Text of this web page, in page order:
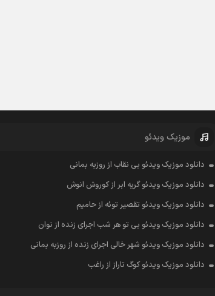
موزیک ویدئو
دانلود موزیک ویدئو بی نقاب از روزبه بمانی
دانلود موزیک ویدئو گریه ابر از کوروش انوش
دانلود موزیک ویدئو تقصیر توئه از حامیم
دانلود موزیک ویدئو بی تو هر شب اجرای زنده از نوان
دانلود موزیک ویدئو شهر خالی اجرای زنده از روزبه بمانی
دانلود موزیک ویدئو کوگ تاراز از راغب